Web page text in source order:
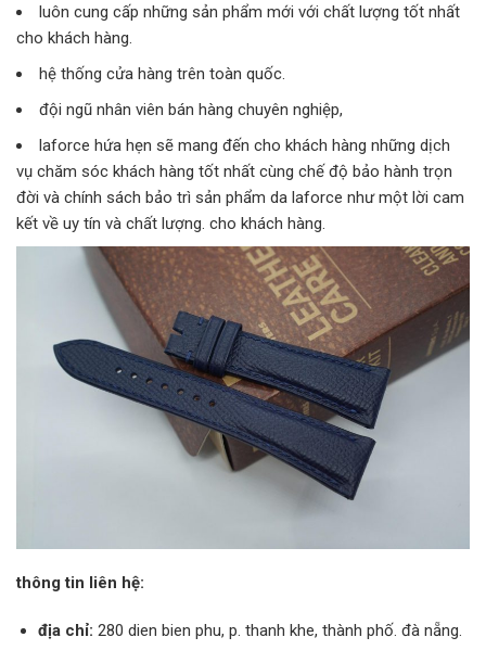
luôn cung cấp những sản phẩm mới với chất lượng tốt nhất
cho khách hàng.
hệ thống cửa hàng trên toàn quốc.
đội ngũ nhân viên bán hàng chuyên nghiệp,
laforce hứa hẹn sẽ mang đến cho khách hàng những dịch
vụ chăm sóc khách hàng tốt nhất cùng chế độ bảo hành trọn
đời và chính sách bảo trì sản phẩm da laforce như một lời cam
kết về uy tín và chất lượng. cho khách hàng.
thông tin liên hệ:
địa chỉ: 280 dien bien phu, p. thanh khe, thành phố. đà nẵng.